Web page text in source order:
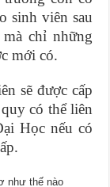
sinh viên sau
chỉ những
mới có.
sẽ được cấp
có thể liên
Học nếu có
.